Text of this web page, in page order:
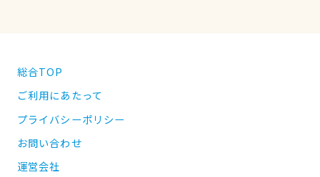
総合TOP
ご利用にあたって
プライバシーポリシー
お問い合わせ
運営会社